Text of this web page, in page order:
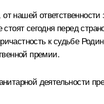
нашей
сегодня перед
к судьбе
премии.
деятельности